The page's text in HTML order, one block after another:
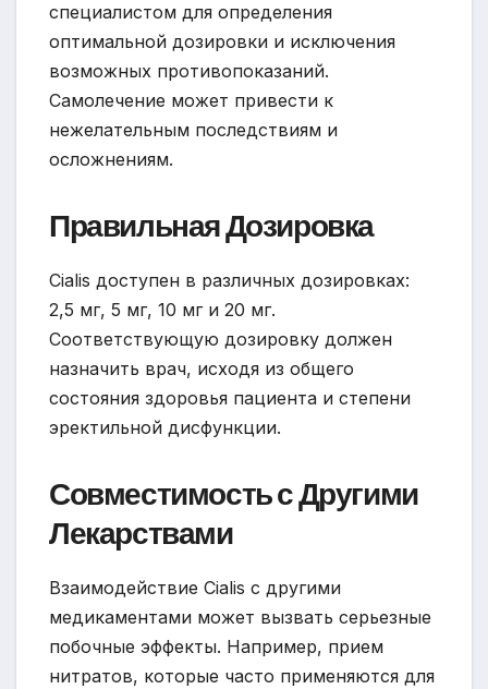
специалистом для определения
оптимальной дозировки и исключения
возможных противопоказаний.
Самолечение может привести к
нежелательным последствиям и
осложнениям.
Правильная Дозировка
Cialis доступен в различных дозировках:
2,5 мг, 5 мг, 10 мг и 20 мг.
Соответствующую дозировку должен
назначить врач, исходя из общего
состояния здоровья пациента и степени
эректильной дисфункции.
Совместимость с Другими
Лекарствами
Взаимодействие Cialis с другими
медикаментами может вызвать серьезные
побочные эффекты. Например, прием
нитратов, которые часто применяются для